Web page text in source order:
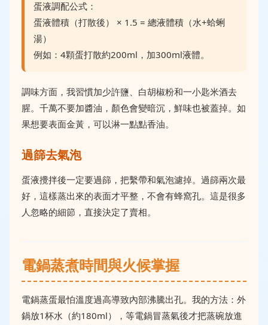
蛋液調配公式：
蛋液體積（打散後） × 1.5 = 總液體積（水+蛤蜊
湯）
例如：4顆蛋打散約200ml，加300ml液體。
調味方面，我習慣加少許鹽、白胡椒粉和一小匙米酒去
腥。千萬不要加醬油，顏色會變暗沉，鮮味也被蓋掉。如
果想要表面金黃，可以淋一點點香油。
過篩去氣泡
蛋液攪拌後一定要過篩，把繫帶和氣泡濾掉。過篩兩次最
好，這樣蒸出來的表面才平整，不會有蜂窩孔。這是很多
人忽略的細節，直接決定了賣相。
電鍋蒸煮時間與火候掌握
電鍋蒸蛋最怕溫度過高導致內部沸騰出孔。我的方法：外
鍋放1杯水（約180ml），等電鍋冒蒸氣後才把蒸碗放進